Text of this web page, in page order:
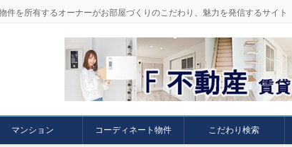
件を所有するオーナーがお部屋づくりのこだわり、魅力を発信するサイト
マンション コーディネート物件 こだわり検索